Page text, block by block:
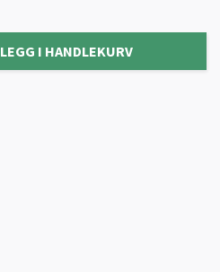
LEGG I HANDLEKURV